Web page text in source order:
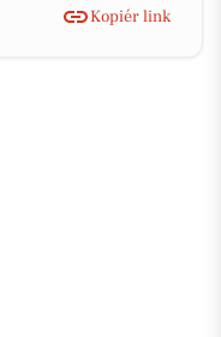
Kopiér link